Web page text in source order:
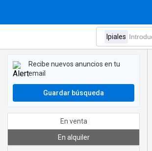
Recibe nuevos anuncios en tu
email
Guardar búsqueda
En venta
En alquiler